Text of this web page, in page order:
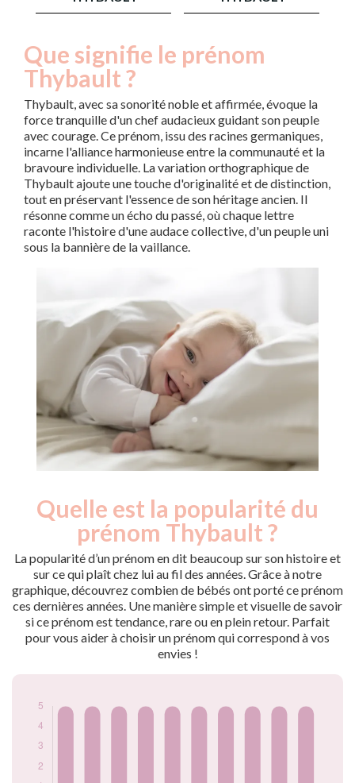
Que signifie le prénom
Thybault ?
Thybault, avec sa sonorité noble et affirmée, évoque la
force tranquille d'un chef audacieux guidant son peuple
avec courage. Ce prénom, issu des racines germaniques,
incarne l'alliance harmonieuse entre la communauté et la
bravoure individuelle. La variation orthographique de
Thybault ajoute une touche d'originalité et de distinction,
tout en préservant l'essence de son héritage ancien. Il
résonne comme un écho du passé, où chaque lettre
raconte l'histoire d'une audace collective, d'un peuple uni
sous la bannière de la vaillance.
Quelle est la popularité du
prénom Thybault ?
La popularité d’un prénom en dit beaucoup sur son histoire et
sur ce qui plaît chez lui au fil des années. Grâce à notre
graphique, découvrez combien de bébés ont porté ce prénom
ces dernières années. Une manière simple et visuelle de savoir
si ce prénom est tendance, rare ou en plein retour. Parfait
pour vous aider à choisir un prénom qui correspond à vos
envies !
Popularité du
par année
Année
Nouveaux-
nés
2010
5
2011
5
2012
5
2013
5
2015
5
2016
5